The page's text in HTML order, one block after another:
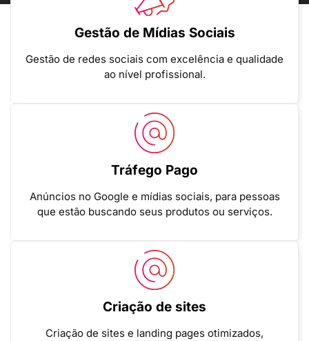
Gestão de Mídias Sociais
Gestão de redes sociais com excelência e qualidade
ao nível profissional.
Tráfego Pago
Anúncios no Google e mídias sociais, para pessoas
que estão buscando seus produtos ou serviços.
Criação de sites
Criação de sites e landing pages otimizados,